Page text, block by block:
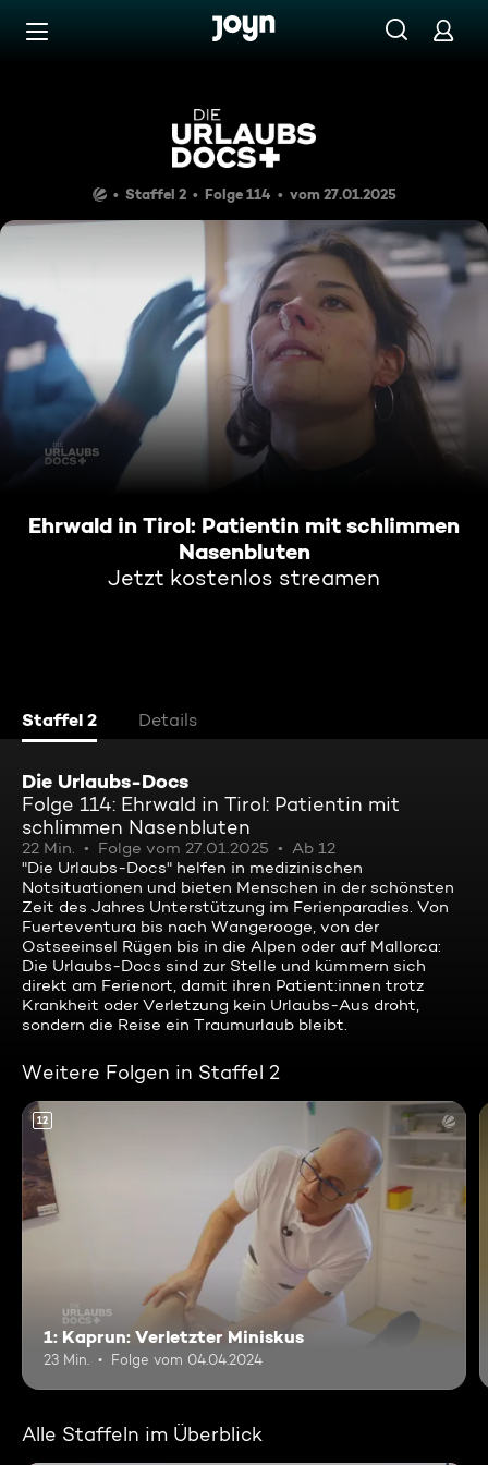
Zum Inhalt springen
Ehrwald in Tirol: Patientin
Staffel 2 Folge 114 vom 27.01.2025
Ehrwald in Tirol: Patientin mit schlimmen
Nasenbluten
Jetzt kostenlos streamen
Staffel 2 Details
Die Urlaubs-Docs
Folge 114: Ehrwald in Tirol: Patientin mit
schlimmen Nasenbluten
22 Min. Folge vom 27.01.2025
Ab 12
"Die Urlaubs-Docs" helfen in medizinischen
Notsituationen und bieten Menschen in der schönsten
Zeit des Jahres Unterstützung im Ferienparadies. Von
Fuerteventura bis nach Wangerooge, von der
Ostseeinsel Rügen bis in die Alpen oder auf Mallorca:
Die Urlaubs-Docs sind zur Stelle und kümmern sich
direkt am Ferienort, damit ihren Patient:innen trotz
Krankheit oder Verletzung kein Urlaubs-Aus droht,
sondern die Reise ein Traumurlaub bleibt.
Weitere Folgen in Staffel 2
12
1: Kaprun: Verletzter Miniskus
23 Min. Folge vom 04.04.2024
Alle Staffeln im Überblick